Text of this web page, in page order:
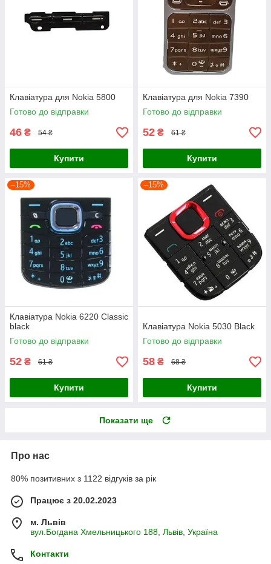
Клавіатура для Nokia 5800
Готово до відправки
46 ₴ 54 ₴
Купити
Клавіатура для Nokia 7390
Готово до відправки
52 ₴ 61 ₴
Купити
–15%
Клавіатура Nokia 6220 Classic
black
Готово до відправки
52 ₴ 61 ₴
Купити
–15%
Клавіатура Nokia 5030 Black
Готово до відправки
58 ₴ 68 ₴
Купити
Показати ще
Про нас
80% позитивних з 1122 відгуків за рік
Працює з 20.02.2023
м. Львів
вул.Богдана Хмельницького 188, Львів, Україна
Контакти